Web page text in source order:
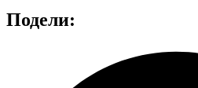
Подели: